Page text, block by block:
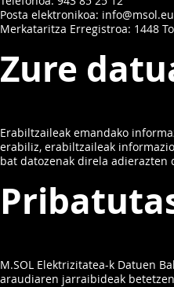
Posta elektronikoa:
Merkataritza Erregistroa: 1448
Zure
Erabiltzaileak emandako
erabiliz, erabiltzaileak
bat datozenak direla adierazten
M.SOL Elektrizitatea-k Datuen
araudiaren jarraibideak